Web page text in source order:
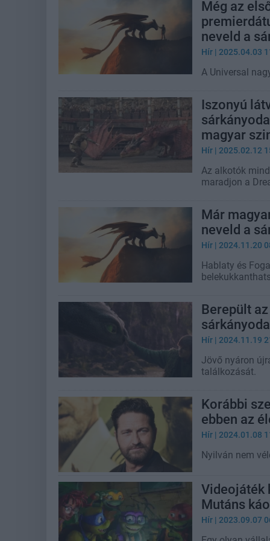
Még az
neveld a
Hír | 2025.04.03
A Universal
Iszonyú
magyar
Hír | 2025.02.12
Az alkotók
maradjon a
Már
neveld a
Hír | 2024.11.20
Hablaty és
Berepült
Hír | 2024.11.19
Jövő nyáron
találkozását.
Korábbi
ebben az
Hír | 2024.01.08
Nyilván nem
Videojáték
Mutáns
Hír | 2023.09.07